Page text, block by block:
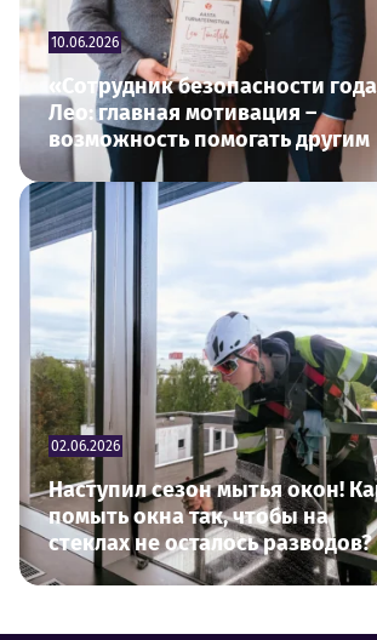
10.06.2026
«Сотрудник безопасности
Лео: главная мотивация –
возможность помогать другим
02.06.2026
Наступил сезон мытья окон!
помыть окна так, чтобы на
стеклах не осталось разводов?